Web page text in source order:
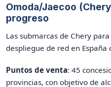
Omoda/Jaecoo
progreso
Las submarcas de Chery
despliegue de red en España
Puntos de venta: 45
provincias, con objetivo de